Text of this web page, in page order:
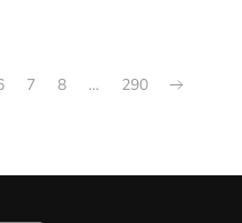
7 8 … 290